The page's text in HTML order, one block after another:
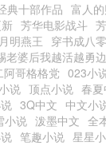
典十部作品 富人
芳华电影战斗
明燕王 穿书成八
老婆后我越活越勇
阿哥格格党 023小
说 顶点小说 春
3Q中文 中文小
小说 泼墨中文 全
笔趣小说 星星